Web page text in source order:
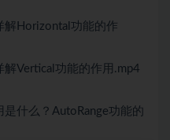
Horizontal功能的作
Vertical功能的作用.mp4
什么？AutoRange功能的